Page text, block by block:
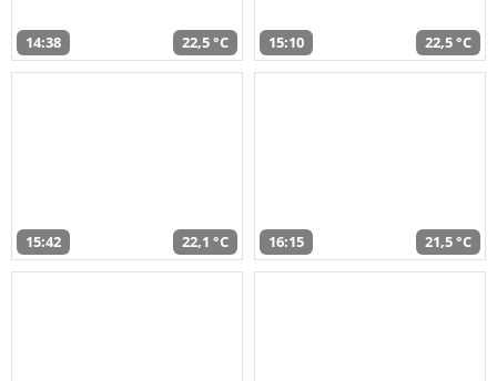
14:38 22,5 °C 15:10 22,5 °C
15:42 22,1 °C 16:15 21,5 °C